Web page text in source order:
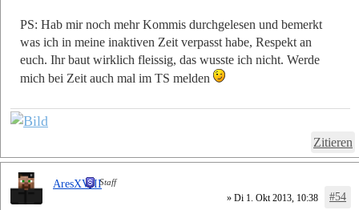
PS: Hab mir noch mehr Kommis durchgelesen und bemerkt
was ich in meine inaktiven Zeit verpasst habe, Respekt an
euch. Ihr baut wirklich fleissig, das wusste ich nicht. Werde
mich bei Zeit auch mal im TS melden
Zitieren
» Di 1. Okt 2013, 10:38 #54
AresXVIIIStaff